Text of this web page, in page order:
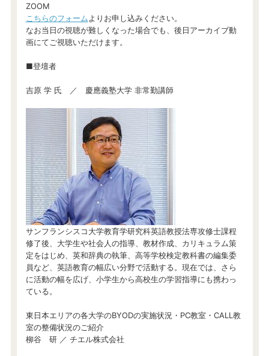
ZOOM
こちらのフォームよりお申し込みください。
なお当日の視聴が難しくなった場合でも、後日アーカイブ動
画にてご視聴いただけます。
■登壇者
吉原 学 氏 ／ 慶應義塾大学 非常勤講師
サンフランシスコ大学教育学研究科英語教授法専攻修士課程
修了後、大学生や社会人の指導、教材作成、カリキュラム策
定をはじめ、英和辞典の執筆、高等学校検定教科書の編集委
員など、英語教育の幅広い分野で活動する。現在では、さら
に活動の幅を広げ、小学生から高校生の学習指導にも携わっ
ている。
東日本エリアの各大学のBYODの実施状況・PC教室・CALL教
室の整備状況のご紹介
柳谷 研 ／ チエル株式会社